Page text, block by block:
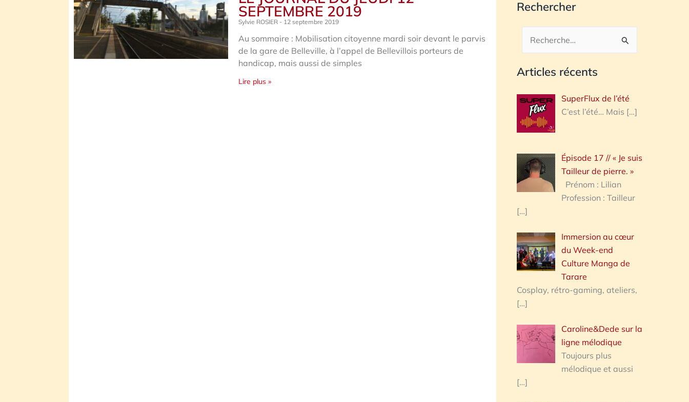
SEPTEMBRE 2019
Sylvie ROSIER 12 septembre 2019
Au sommaire : Mobilisation citoyenne mardi soir devant le parvis
de la gare de Belleville, à l’appel de Bellevillois porteurs de
handicap, mais aussi de simples
Lire plus »
Rechercher
Rechercher :
Articles récents
SuperFlux de l’été
C’est l’été… Mais […]
Épisode 17 // « Je suis
Tailleur de pierre. »
Prénom : Lilian
Profession : Tailleur
[…]
Immersion au cœur
du Week-end
Culture Manga de
Tarare
Cosplay, rétro-gaming, ateliers,
[…]
Caroline&Dede sur la
ligne mélodique
Toujours plus
mélodique et aussi
[…]